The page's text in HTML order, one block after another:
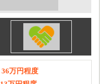
36万円程度